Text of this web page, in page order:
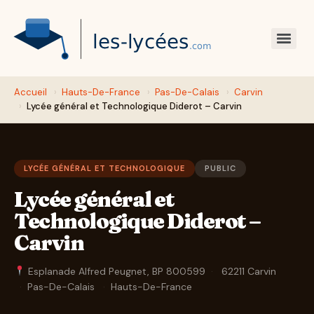
Accueil › Hauts-De-France › Pas-De-Calais › Carvin
› Lycée général et Technologique Diderot – Carvin
LYCÉE GÉNÉRAL ET TECHNOLOGIQUE PUBLIC
Lycée général et
Technologique Diderot –
Carvin
Esplanade Alfred Peugnet, BP 800599 ·
62211 Carvin
· Pas-De-Calais · Hauts-De-France